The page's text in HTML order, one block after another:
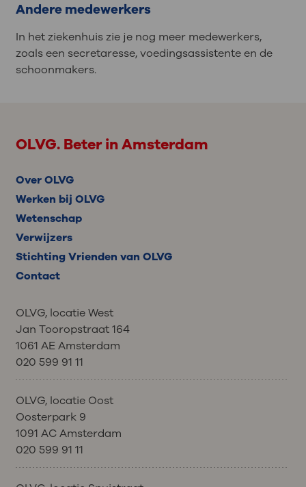
Andere medewerkers
In het ziekenhuis zie je nog meer medewerkers,
zoals een secretaresse, voedingsassistente en de
schoonmakers.
OLVG. Beter in Amsterdam
Over OLVG
Werken bij OLVG
Wetenschap
Verwijzers
Stichting Vrienden van OLVG
Contact
OLVG, locatie West
Jan Tooropstraat 164
1061 AE Amsterdam
020 599 91 11
OLVG, locatie Oost
Oosterpark 9
1091 AC Amsterdam
020 599 91 11